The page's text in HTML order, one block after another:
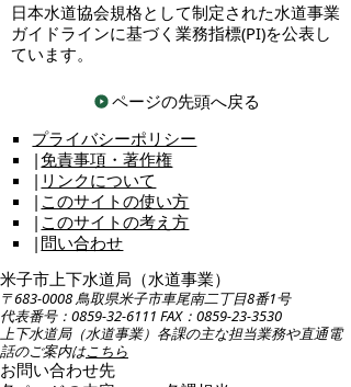
日本水道協会規格として制定された水道事業
ガイドラインに基づく業務指標(PI)を公表し
ています。
ページの先頭へ戻る
プライバシーポリシー
|免責事項・著作権
| リンクについて
| このサイトの使い方
| このサイトの考え方
| 問い合わせ
米子市上下水道局（水道事業）
〒683-0008 鳥取県米子市車尾南二丁目8番1号
代表番号：0859-32-6111 FAX：0859-23-3530
上下水道局（水道事業）各課の主な担当業務や直通電
話のご案内はこちら
お問い合わせ先